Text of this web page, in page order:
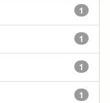
1
1
1
1